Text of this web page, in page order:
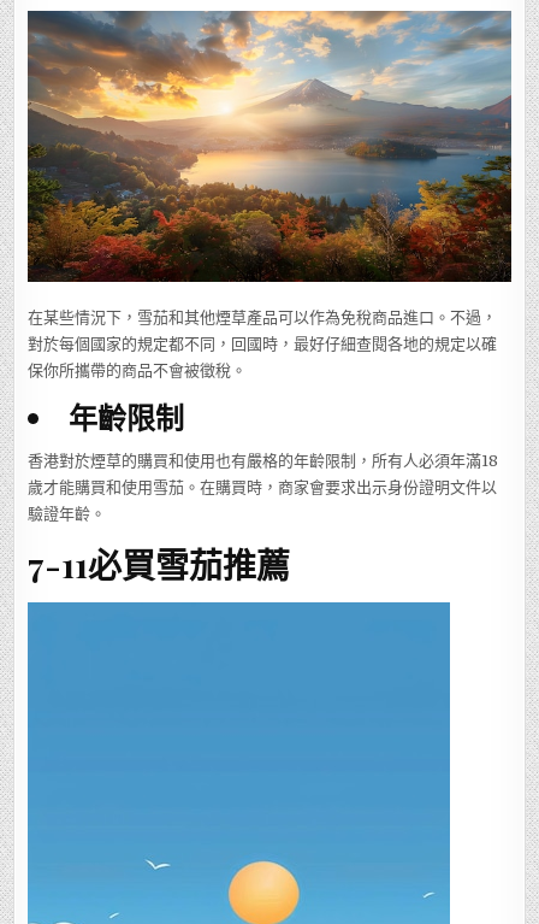
在某些情況下，雪茄和其他煙草產品可以作為免稅商品進口。不過，
對於每個國家的規定都不同，回國時，最好仔細查閱各地的規定以確
保你所攜帶的商品不會被徵稅。
年齡限制
香港對於煙草的購買和使用也有嚴格的年齡限制，所有人必須年滿18
歲才能購買和使用雪茄。在購買時，商家會要求出示身份證明文件以
驗證年齡。
7-11必買雪茄推薦